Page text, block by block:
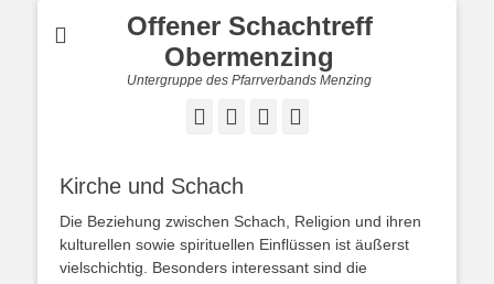
Offener Schachtreff
Obermenzing
Untergruppe des Pfarrverbands Menzing
FacebookInstagram
Website
Kirche und Schach
Die Beziehung zwischen Schach, Religion und ihren
kulturellen sowie spirituellen Einflüssen ist äußerst
vielschichtig. Besonders interessant sind die